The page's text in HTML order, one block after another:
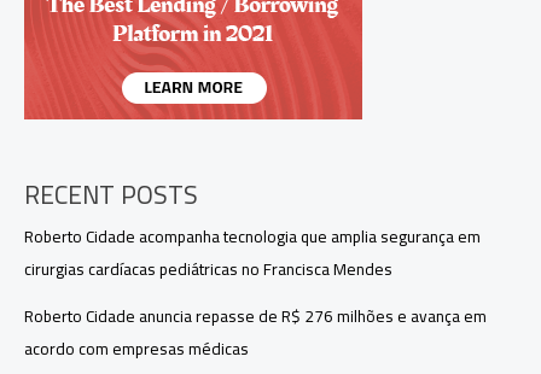
RECENT POSTS
Roberto Cidade acompanha tecnologia que amplia segurança em
cirurgias cardíacas pediátricas no Francisca Mendes
Roberto Cidade anuncia repasse de R$ 276 milhões e avança em
acordo com empresas médicas